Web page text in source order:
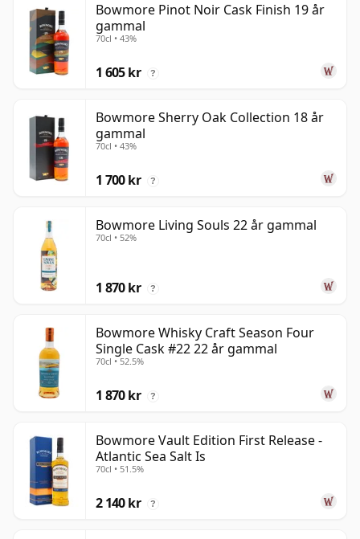
Bowmore Pinot Noir Cask Finish 19 år
gammal
70cl • 43%
1 605 kr ?
Bowmore Sherry Oak Collection 18 år
gammal
70cl • 43%
1 700 kr ?
Bowmore Living Souls 22 år gammal
70cl • 52%
1 870 kr ?
Bowmore Whisky Craft Season Four
Single Cask #22 22 år gammal
70cl • 52.5%
1 870 kr ?
Bowmore Vault Edition First Release -
Atlantic Sea Salt Is
70cl • 51.5%
2 140 kr ?